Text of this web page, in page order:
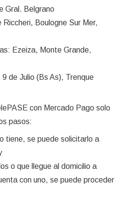
Gral. Belgrano
Boulogne Sur Mer,
Ezeiza, Monte Grande,
de Julio (Bs As), Trenque
con Mercado Pago solo
pasos:
tiene, se puede solicitarlo a
o que llegue al domicilio a
con uno, se puede proceder